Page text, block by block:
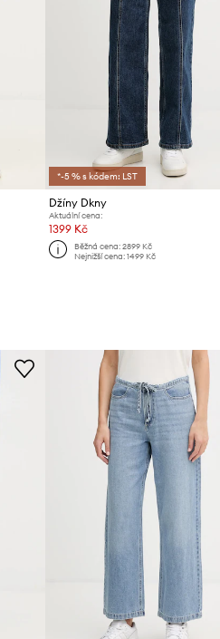
*-5 % s kódem: LST
Džíny Dkny
Aktuální cena:
1399 Kč
Běžná cena: 2899 Kč
Nejnižší cena: 1499 Kč